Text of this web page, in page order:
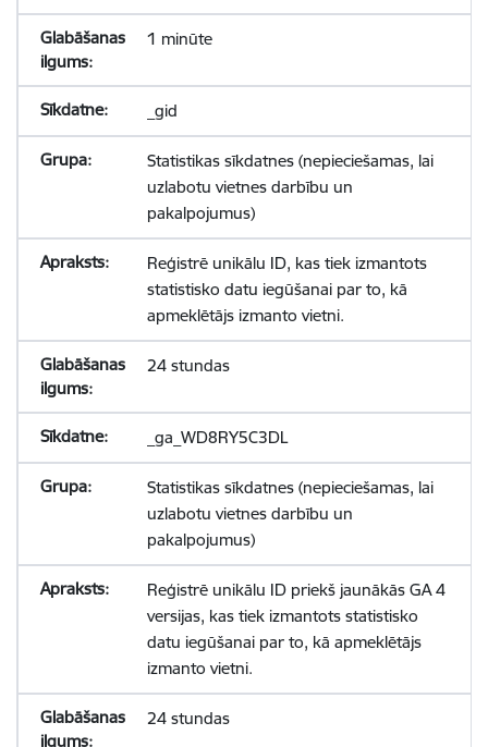
1 minūte
_gid
Statistikas sīkdatnes (nepieciešamas, lai
uzlabotu vietnes darbību un
pakalpojumus)
Reģistrē unikālu ID, kas tiek izmantots
statistisko datu iegūšanai par to, kā
apmeklētājs izmanto vietni.
24 stundas
_ga_WD8RY5C3DL
Statistikas sīkdatnes (nepieciešamas, lai
uzlabotu vietnes darbību un
pakalpojumus)
Reģistrē unikālu ID priekš jaunākās GA 4
versijas, kas tiek izmantots statistisko
datu iegūšanai par to, kā apmeklētājs
izmanto vietni.
24 stundas